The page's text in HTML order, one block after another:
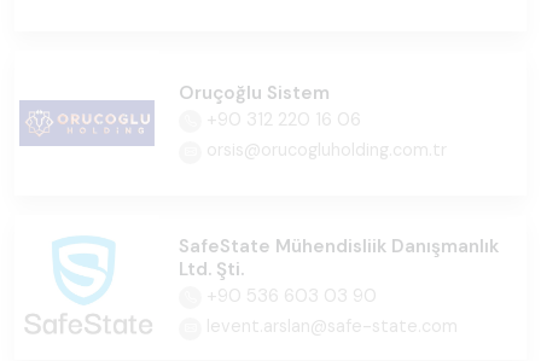
Oruçoğlu Sistem
+90 312 220 16 06
orsis@orucogluholding.com.tr
SafeState Mühendisliik Danışmanlık
Ltd. Şti.
+90 536 603 03 90
levent.arslan@safe-state.com